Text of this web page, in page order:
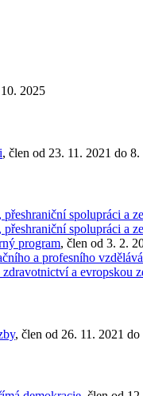
2025
, člen od 23. 11. 2021 do
spolupráci a
spolupráci a
program, člen od 3. 2.
a profesního
a evropskou
, člen od 26. 11. 2021